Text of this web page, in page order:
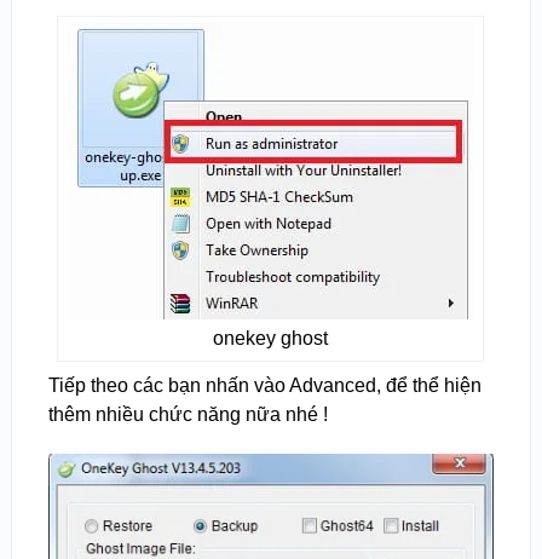
onekey ghost
Tiếp theo các bạn nhấn vào Advanced, để thể hiện
thêm nhiều chức năng nữa nhé !